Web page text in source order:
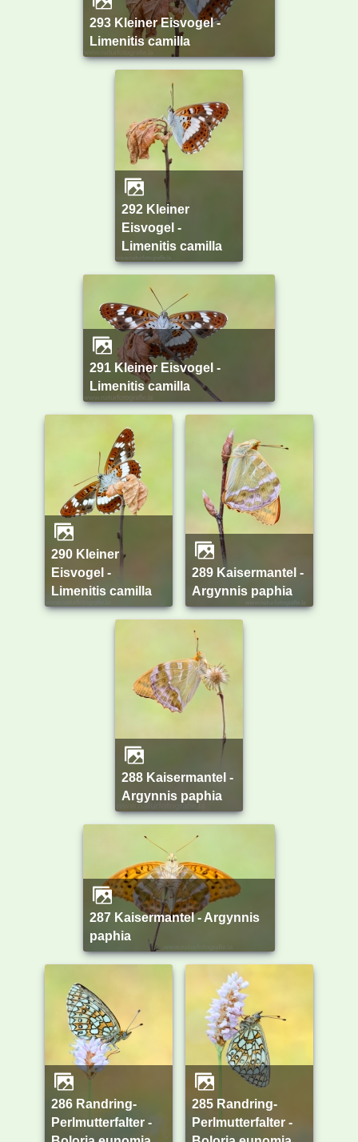
293 Kleiner Eisvogel -
Limenitis camilla
292 Kleiner
Eisvogel -
Limenitis camilla
291 Kleiner Eisvogel -
Limenitis camilla
290 Kleiner
Eisvogel -
Limenitis camilla
289 Kaisermantel -
Argynnis paphia
288 Kaisermantel -
Argynnis paphia
287 Kaisermantel - Argynnis
paphia
286 Randring-
Perlmutterfalter -
285 Randring-
Perlmutterfalter -